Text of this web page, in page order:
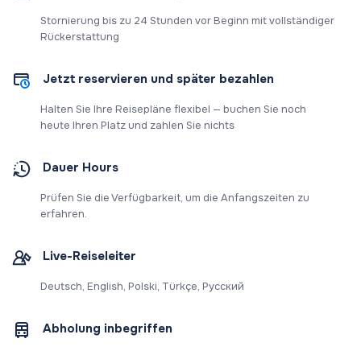
Stornierung bis zu 24 Stunden vor Beginn mit vollständiger
Rückerstattung
Jetzt reservieren und später bezahlen
Halten Sie Ihre Reisepläne flexibel — buchen Sie noch
heute Ihren Platz und zahlen Sie nichts
Dauer Hours
Prüfen Sie die Verfügbarkeit, um die Anfangszeiten zu
erfahren.
Live-Reiseleiter
Deutsch, English, Polski, Türkçe, Русский
Abholung inbegriffen